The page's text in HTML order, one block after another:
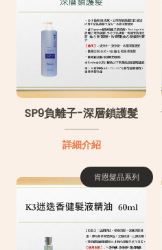
SP9負離子-深層鎖護髮
詳細介紹
肯恩髮品系列